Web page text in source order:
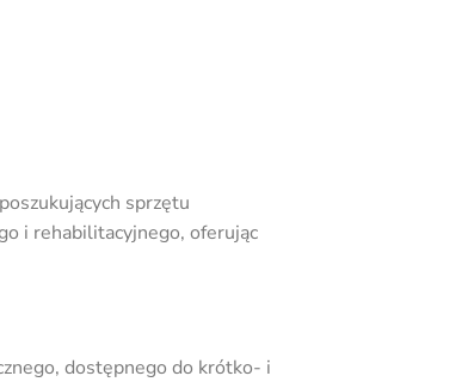
sprzętu
i rehabilitacyjnego, oferując
dostępnego do krótko- i